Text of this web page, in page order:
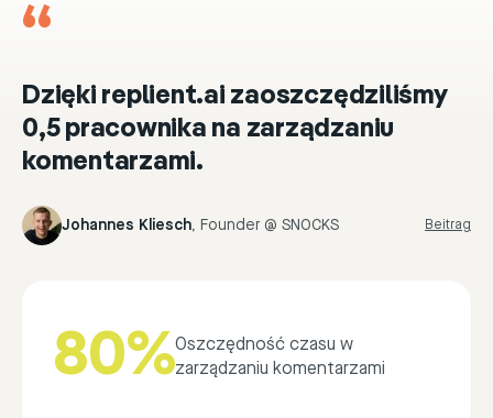
“
Dzięki replient.ai zaoszczędziliśmy
0,5 pracownika na zarządzaniu
komentarzami.
Johannes Kliesch, Founder @ SNOCKS Beitrag
80%Oszczędność czasu w
zarządzaniu komentarzami